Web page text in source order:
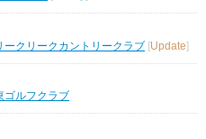
ークリークカントリークラブ [Update]
ゴルフクラブ